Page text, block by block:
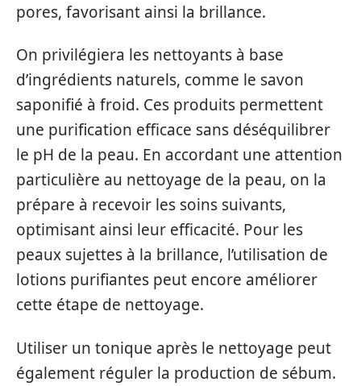
pores, favorisant ainsi la brillance.
On privilégiera les nettoyants à base
d’ingrédients naturels, comme le savon
saponifié à froid. Ces produits permettent
une purification efficace sans déséquilibrer
le pH de la peau. En accordant une attention
particulière au nettoyage de la peau, on la
prépare à recevoir les soins suivants,
optimisant ainsi leur efficacité. Pour les
peaux sujettes à la brillance, l’utilisation de
lotions purifiantes peut encore améliorer
cette étape de nettoyage.
Utiliser un tonique après le nettoyage peut
également réguler la production de sébum.